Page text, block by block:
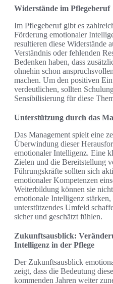
Widerstände im Pflegeberuf
Im Pflegeberuf gibt es
Förderung emotionaler
resultieren diese Widerstände
Verständnis oder fehlenden
Bedenken haben, dass
ohnehin schon
machen. Um den positiven
verdeutlichen, sollten
Sensibilisierung für diese
Unterstützung durch das
Das Management spielt eine
Überwindung dieser
emotionaler Intelligenz. Eine
Zielen und die Bereitstellung
Führungskräfte sollten sich
emotionaler Kompetenzen
Weiterbildung können sie
emotionale Intelligenz stärken,
unterstützendes Umfeld
sicher und geschätzt fühlen.
Zukunftsausblick:
Intelligenz in der Pflege
Der Zukunftsausblick
zeigt, dass die Bedeutung
kommenden Jahren weiter